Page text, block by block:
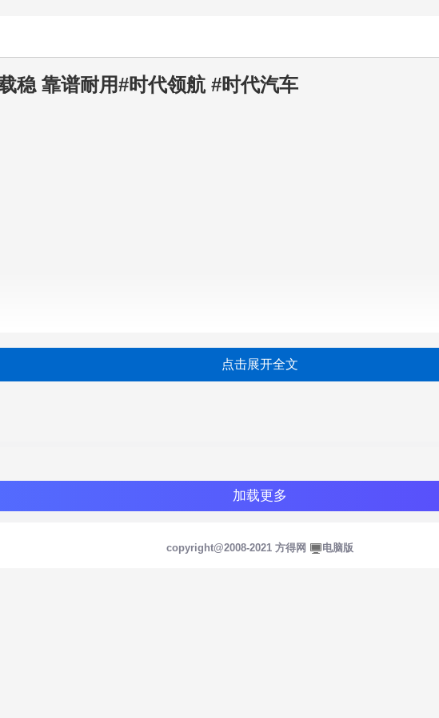
稳 靠谱耐用#时代领航 #时代汽车
点击展开全文
加载更多
copyright@2008-2021 方得网 电脑版